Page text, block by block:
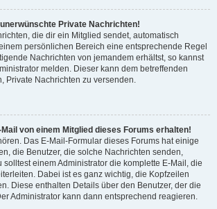
Private Nachrichten!
die dir ein Mitglied sendet, automatisch
persönlichen Bereich eine entsprechende Regel
Nachrichten von jemandem erhältst, so kannst
melden. Dieser kann dem betreffenden
Private Nachrichten zu versenden.
Mail von einem Mitglied dieses Forums erhalten!
Das E-Mail-Formular dieses Forums hat einige
die Benutzer, die solche Nachrichten senden,
einem Administrator die komplette E-Mail, die
Dabei ist es ganz wichtig, die Kopfzeilen
Diese enthalten Details über den Benutzer, der die
Administrator kann dann entsprechend reagieren.